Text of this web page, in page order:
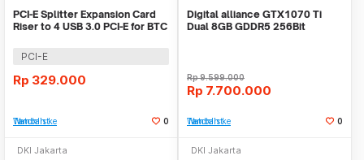
PCI-E Splitter Expansion Card
Riser to 4 USB 3.0 PCI-E for BTC
PCI-E
Rp 329.000
Tambah ke Watchlist 0
DKI Jakarta
Digital alliance GTX1070 Ti
Dual 8GB GDDR5 256Bit
Rp9.599.000
Rp 7.700.000
Tambah ke Watchlist 0
DKI Jakarta